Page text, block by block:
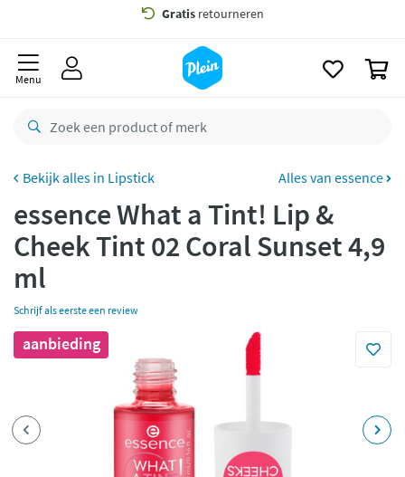
Gratisbezorging vanaf 35,- *
besteld,
retourneren
Betaal met Klarna
Menu
Lipstick Alles van essence
essence What a Tint! Lip &
Cheek Tint 02 Coral Sunset 4,9
ml
Schrijf als eerste een review
aanbieding